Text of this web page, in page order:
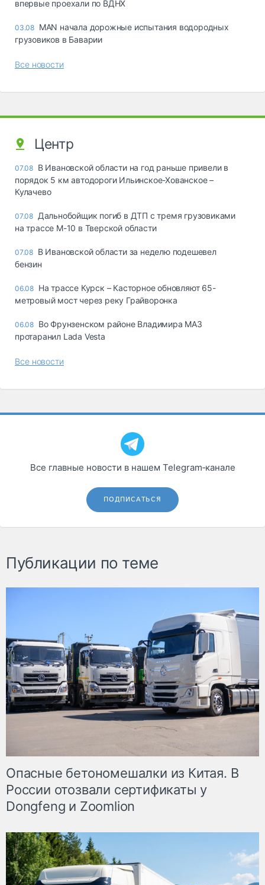
впервые проехали по ВДНХ
03.08 MAN начала дорожные испытания водородных
грузовиков в Баварии
Все новости
Центр
07.08 В Ивановской области на год раньше привели в
порядок 5 км автодороги Ильинское-Хованское –
Кулачево
07.08 Дальнобойщик погиб в ДТП с тремя грузовиками
на трассе М-10 в Тверской области
07.08 В Ивановской области за неделю подешевел
бензин
06.08 На трассе Курск – Касторное обновляют 65-
метровый мост через реку Грайворонка
06.08 Во Фрунзенском районе Владимира МАЗ
протаранил Lada Vesta
Все новости
Все главные новости в нашем Telegram‑канале
ПОДПИСАТЬСЯ
Публикации по теме
Опасные бетономешалки из Китая. В
России отозвали сертификаты у
Dongfeng и Zoomlion